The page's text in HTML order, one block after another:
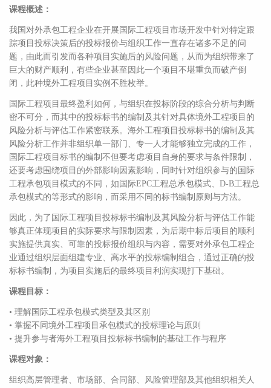
课程概述：
我国对外承包工程企业在开展国际工程项目市场开发中针对特定跟
踪项目投标决策后的投标报价与组织工作一直存在诸多不足的问
题，由此而引发而各种项目实施后的风险问题，从而为组织带来了
巨大的财产顺利，有些企业甚至因此一个项目不堪重负而破产倒
闭，此种境外工程项目实例不胜枚举。
国际工程项目最终盈利如何，与组织在投标阶段的综合分析与判断
密不可分，而其中的投标标书的编制及其针对具体境外工程项目的
风险分析与评估工作紧密联系。海外工程项目投标标书的编制及其
风险分析工作并非组织单一部门、专一人才能够独立完成的工作，
国际工程项目标书的编制不但要考虑项目自身的要求与条件限制，
还要考虑围绕项目的外部影响因素影响，同时针对组织参与的国际
工程承包项目模式的不同，如国际EPC工程总承包模式、D-B工程总
承包模式的等形式的影响，而采用不同的标书编制原则与方法。
因此，为了国际工程项目投标标书编制及其风险分析与评估工作能
够真正体现项目的实际要求与限制因素，为后期中标后项目的顺利
实施提供真实、可靠的投标报价组织与内容，需要对外承包工程企
业通过组织层面组建专业、高水平的投标编制组合，通过正确的投
标标书编制，为项目实施后的最终项目利润实现打下基础。
课程目标：
• 理解国际工程承包模式类型及其区别
• 掌握不同境外工程项目承包模式的投标理论与原则
• 提升参与者海外工程项目投标标书编制的基础工作与程序
课程对象：
组织高层管理者、市场部、合同部、风险管理部及其他组织相关人